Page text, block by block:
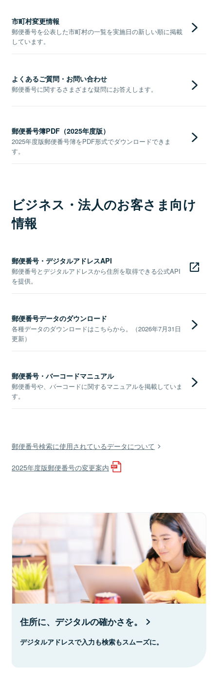
市町村変更情報
郵便番号を公表した市町村の一覧を実施日の新しい順に掲載
しています。
よくあるご質問・お問い合わせ
郵便番号に関するさまざまな疑問にお答えします。
郵便番号簿PDF（2025年度版）
2025年度版郵便番号簿をPDF形式でダウンロードできま
す。
ビジネス・法人のお客さま向け
情報
郵便番号・デジタルアドレスAPI
郵便番号とデジタルアドレスから住所を取得できる公式API
を提供。
郵便番号データのダウンロード
各種データのダウンロードはこちらから。（2026年7月31日
更新）
郵便番号・バーコードマニュアル
郵便番号や、バーコードに関するマニュアルを掲載していま
す。
郵便番号検索に使用されているデータについて
2025年度版郵便番号の変更案内
住所に、デジタルの確かさを。
デジタルアドレスで入力も検索もスムーズに。